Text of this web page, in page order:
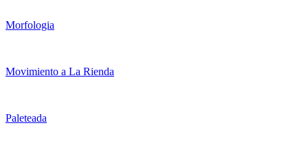
Morfologia
Movimiento a La Rienda
Paleteada